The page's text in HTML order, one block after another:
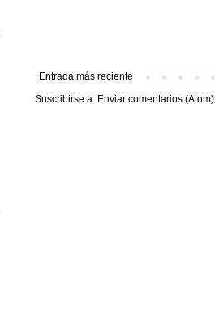
Entrada más reciente
Suscribirse a: Enviar comentarios (Atom)